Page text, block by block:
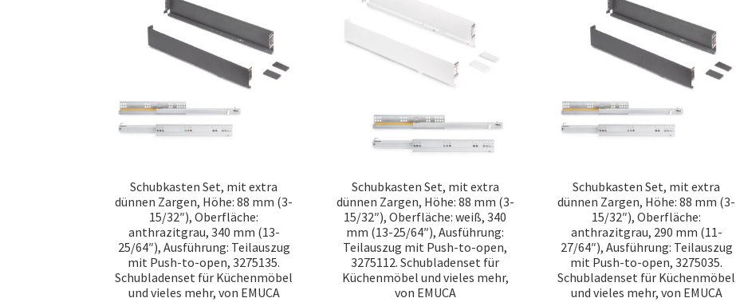
Schubkasten Set, mit extra
dünnen Zargen, Höhe: 88 mm (3-
15/32″), Oberfläche:
anthrazitgrau, 340 mm (13-
25/64″), Ausführung: Teilauszug
mit Push-to-open, 3275135.
Schubladenset für Küchenmöbel
und vieles mehr, von EMUCA
Schubkasten Set, mit extra
dünnen Zargen, Höhe: 88 mm (3-
15/32″), Oberfläche: weiß, 340
mm (13-25/64″), Ausführung:
Teilauszug mit Push-to-open,
3275112. Schubladenset für
Küchenmöbel und vieles mehr,
von EMUCA
Schubkasten Set, mit extra
dünnen Zargen, Höhe: 88 mm (3-
15/32″), Oberfläche:
anthrazitgrau, 290 mm (11-
27/64″), Ausführung: Teilauszug
mit Push-to-open, 3275035.
Schubladenset für Küchenmöbel
und vieles mehr, von EMUCA